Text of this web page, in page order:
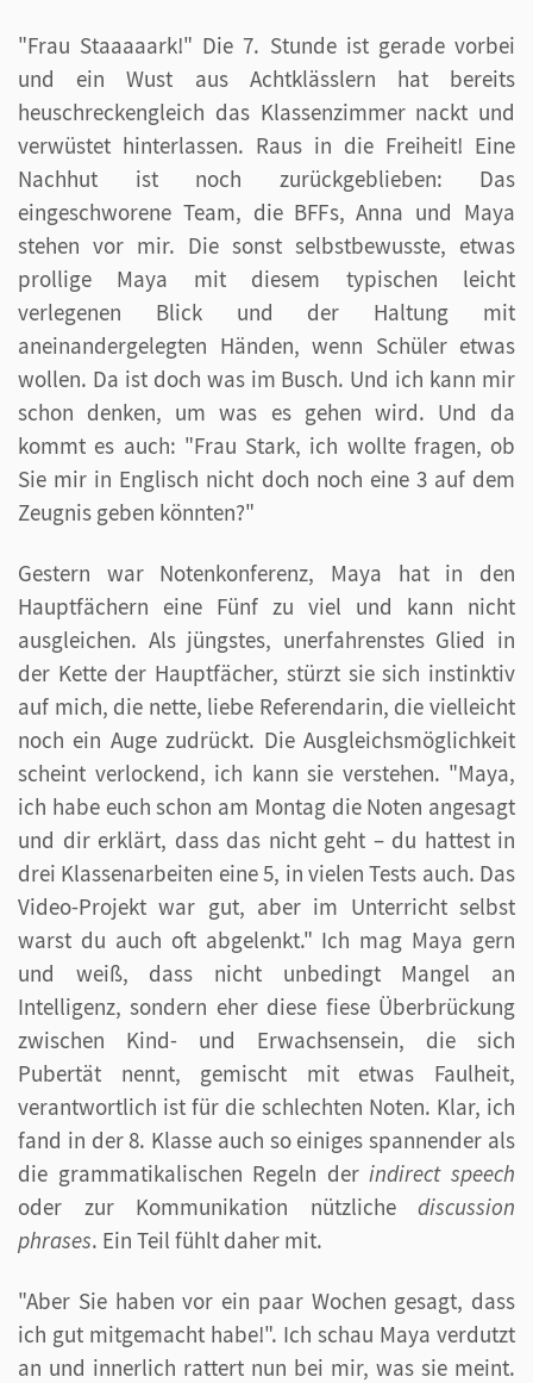
"Frau Staaaaark!" Die 7. Stunde ist gerade vorbei
und ein Wust aus Achtklässlern hat bereits
heuschreckengleich das Klassenzimmer nackt und
verwüstet hinterlassen. Raus in die Freiheit! Eine
Nachhut ist noch zurückgeblieben: Das
eingeschworene Team, die BFFs, Anna und Maya
stehen vor mir. Die sonst selbstbewusste, etwas
prollige Maya mit diesem typischen leicht
verlegenen Blick und der Haltung mit
aneinandergelegten Händen, wenn Schüler etwas
wollen. Da ist doch was im Busch. Und ich kann mir
schon denken, um was es gehen wird. Und da
kommt es auch: "Frau Stark, ich wollte fragen, ob
Sie mir in Englisch nicht doch noch eine 3 auf dem
Zeugnis geben könnten?"
Gestern war Notenkonferenz, Maya hat in den
Hauptfächern eine Fünf zu viel und kann nicht
ausgleichen. Als jüngstes, unerfahrenstes Glied in
der Kette der Hauptfächer, stürzt sie sich instinktiv
auf mich, die nette, liebe Referendarin, die vielleicht
noch ein Auge zudrückt. Die Ausgleichsmöglichkeit
scheint verlockend, ich kann sie verstehen. "Maya,
ich habe euch schon am Montag die Noten angesagt
und dir erklärt, dass das nicht geht – du hattest in
drei Klassenarbeiten eine 5, in vielen Tests auch. Das
Video-Projekt war gut, aber im Unterricht selbst
warst du auch oft abgelenkt." Ich mag Maya gern
und weiß, dass nicht unbedingt Mangel an
Intelligenz, sondern eher diese fiese Überbrückung
zwischen Kind- und Erwachsensein, die sich
Pubertät nennt, gemischt mit etwas Faulheit,
verantwortlich ist für die schlechten Noten. Klar, ich
fand in der 8. Klasse auch so einiges spannender als
die grammatikalischen Regeln derindirect speech
oder zur Kommunikation nützliche discussion
phrases. Ein Teil fühlt daher mit.
"Aber Sie haben vor ein paar Wochen gesagt, dass
ich gut mitgemacht habe!". Ich schau Maya verdutzt
an und innerlich rattert nun bei mir, was sie meint.